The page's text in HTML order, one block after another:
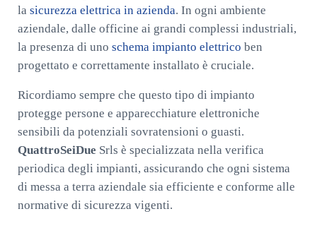
la sicurezza elettrica in azienda. In ogni ambiente
aziendale, dalle officine ai grandi complessi industriali,
la presenza di uno schema impianto elettrico ben
progettato e correttamente installato è cruciale.
Ricordiamo sempre che questo tipo di impianto
protegge persone e apparecchiature elettroniche
sensibili da potenziali sovratensioni o guasti.
QuattroSeiDue Srls è specializzata nella verifica
periodica degli impianti, assicurando che ogni sistema
di messa a terra aziendale sia efficiente e conforme alle
normative di sicurezza vigenti.